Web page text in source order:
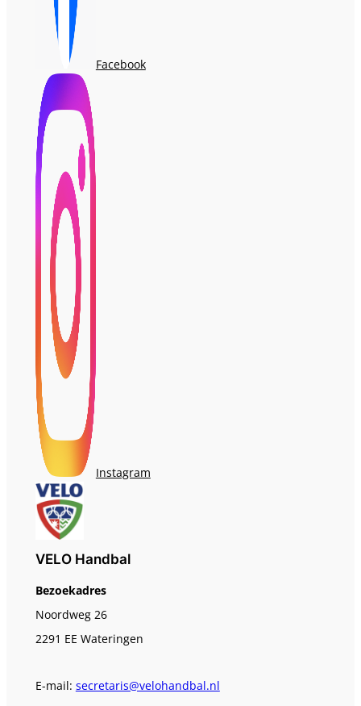
Facebook
Instagram
VELO Handbal
Bezoekadres
Noordweg 26
2291 EE Wateringen
E-mail: secretaris@velohandbal.nl